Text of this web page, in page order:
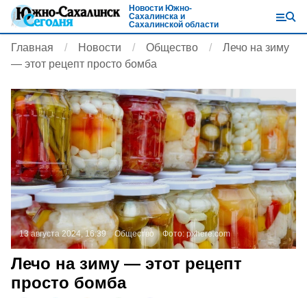
Новости Южно-
Сахалинска и
Сахалинской области
Главная Новости Общество
Лечо на зиму
— этот рецепт просто бомба
13 августа 2024, 16:39 Общество Фото: pxhere.com
Лечо на зиму — этот рецепт
просто бомба